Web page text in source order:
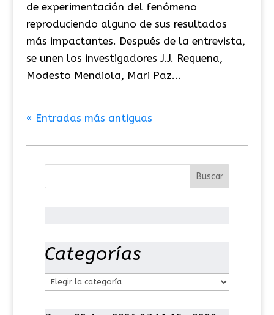
de experimentación del fenómeno
reproduciendo alguno de sus resultados
más impactantes. Después de la entrevista,
se unen los investigadores J.J. Requena,
Modesto Mendiola, Mari Paz...
« Entradas más antiguas
Categorías